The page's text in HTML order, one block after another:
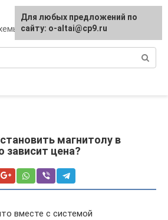
и работа
магнитолу в
зависит цена?
вместе с системой
Для любых предложений по
сайту: o-altai@cp9.ru